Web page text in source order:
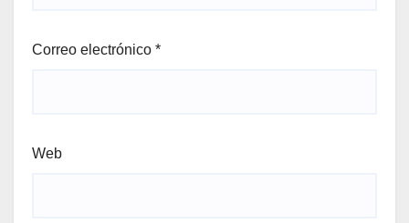
Correo electrónico *
Web